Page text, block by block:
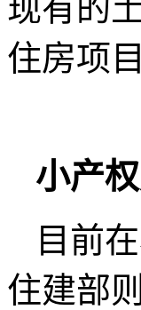
现有的
住房项
小产
目前
住建部